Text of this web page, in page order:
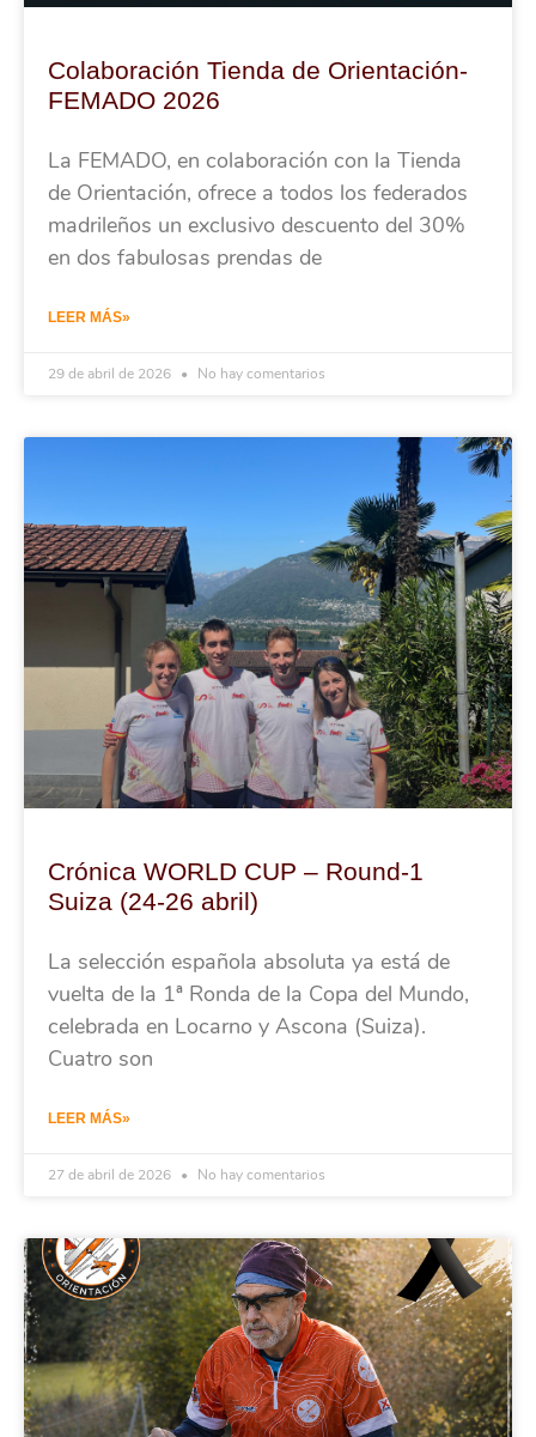
Colaboración Tienda de Orientación-
FEMADO 2026
La FEMADO, en colaboración con la Tienda
de Orientación, ofrece a todos los federados
madrileños un exclusivo descuento del 30%
en dos fabulosas prendas de
LEER MÁS»
29 de abril de 2026 No hay comentarios
Crónica WORLD CUP – Round-1
Suiza (24-26 abril)
La selección española absoluta ya está de
vuelta de la 1ª Ronda de la Copa del Mundo,
celebrada en Locarno y Ascona (Suiza).
Cuatro son
LEER MÁS»
27 de abril de 2026 No hay comentarios